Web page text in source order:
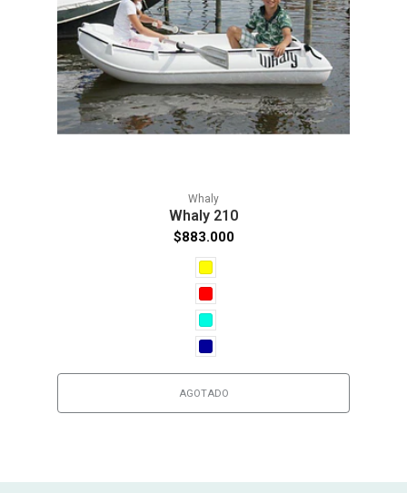
Whaly
Whaly 210
$883.000
AGOTADO